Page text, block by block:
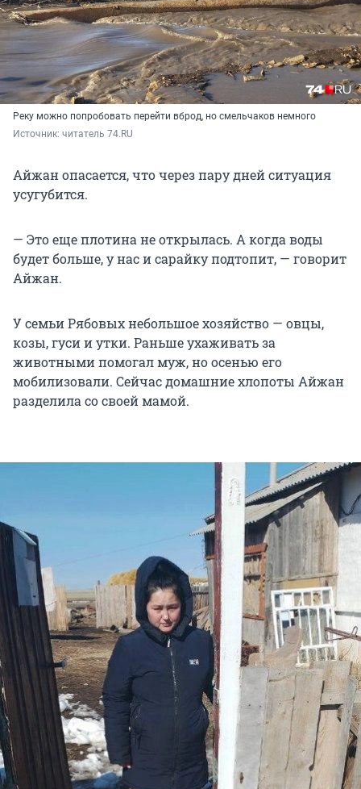
Реку можно попробовать перейти вброд, но смельчаков немного
Источник: читатель 74.RU
Айжан опасается, что через пару дней ситуация
усугубится.
— Это еще плотина не открылась. А когда воды
будет больше, у нас и сарайку подтопит, — говорит
Айжан.
У семьи Рябовых небольшое хозяйство — овцы,
козы, гуси и утки. Раньше ухаживать за
животными помогал муж, но осенью его
мобилизовали. Сейчас домашние хлопоты Айжан
разделила со своей мамой.